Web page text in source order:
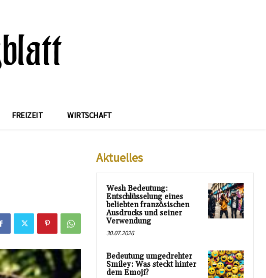
FREIZEIT WIRTSCHAFT
Aktuelles
Wesh Bedeutung:
Entschlüsselung eines
beliebten französischen
Ausdrucks und seiner
Verwendung
30.07.2026
Bedeutung umgedrehter
Smiley: Was steckt hinter
dem Emoji?